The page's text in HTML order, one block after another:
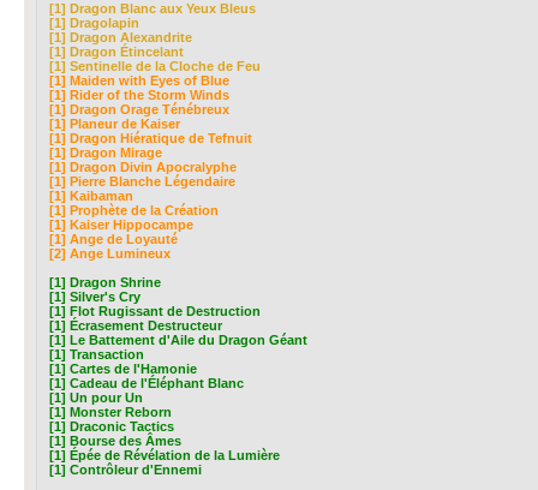
[1] Dragon Blanc aux Yeux Bleus
[1] Dragolapin
[1] Dragon Alexandrite
[1] Dragon Étincelant
[1] Sentinelle de la Cloche de Feu
[1] Maiden with Eyes of Blue
[1] Rider of the Storm Winds
[1] Dragon Orage Ténébreux
[1] Planeur de Kaiser
[1] Dragon Hiératique de Tefnuit
[1] Dragon Mirage
[1] Dragon Divin Apocralyphe
[1] Pierre Blanche Légendaire
[1] Kaibaman
[1] Prophète de la Création
[1] Kaiser Hippocampe
[1] Ange de Loyauté
[2] Ange Lumineux
[1] Dragon Shrine
[1] Silver's Cry
[1] Flot Rugissant de Destruction
[1] Écrasement Destructeur
[1] Le Battement d'Aile du Dragon Géant
[1] Transaction
[1] Cartes de l'Hamonie
[1] Cadeau de l'Éléphant Blanc
[1] Un pour Un
[1] Monster Reborn
[1] Draconic Tactics
[1] Bourse des Âmes
[1] Épée de Révélation de la Lumière
[1] Contrôleur d'Ennemi